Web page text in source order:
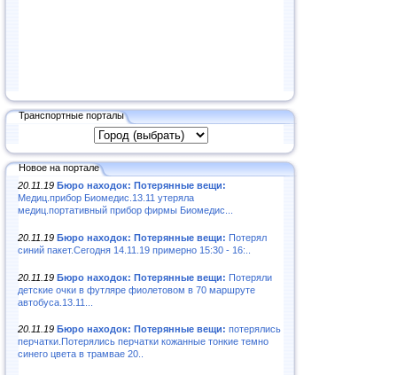
Транспортные порталы
Новое на портале
20.11.19 Бюро находок: Потерянные вещи:
Медиц.прибор Биомедис.13.11 утеряла
медиц.портативный прибор фирмы Биомедис...
20.11.19 Бюро находок: Потерянные вещи: Потерял
синий пакет.Сегодня 14.11.19 примерно 15:30 - 16:..
20.11.19 Бюро находок: Потерянные вещи: Потеряли
детские очки в футляре фиолетовом в 70 маршруте
автобуса.13.11...
20.11.19 Бюро находок: Потерянные вещи: потерялись
перчатки.Потерялись перчатки кожанные тонкие темно
синего цвета в трамвае 20..